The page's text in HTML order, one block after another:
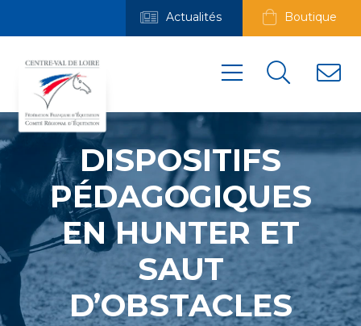
Actualités Boutique
DISPOSITIFS
PÉDAGOGIQUES
EN HUNTER ET
SAUT
D’OBSTACLES